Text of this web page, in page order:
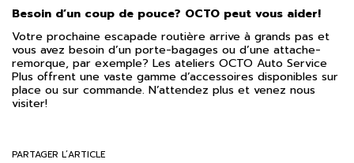
Besoin d’un coup de pouce? OCTO peut vous aider!
Votre prochaine escapade routière arrive à grands pas et
vous avez besoin d’un porte-bagages ou d’une attache-
remorque, par exemple? Les ateliers OCTO Auto Service
Plus offrent une vaste gamme d’accessoires disponibles sur
place ou sur commande. N’attendez plus et venez nous
visiter!
PARTAGER L’ARTICLE